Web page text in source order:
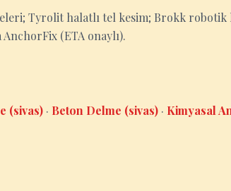
Tyrolit halatlı tel kesim; Brokk robotik
(ETA onaylı).
(sivas) · Beton Delme (sivas) · Kimyasal